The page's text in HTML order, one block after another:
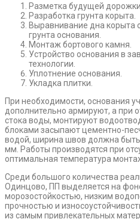
Разметка будущей
Разработка грунта корыта.
Выравнивание дна корыта
грунта основания.
Монтаж бортового камня.
Устройство основания в
технологии.
Уплотнение основания.
Укладка плитки.
При необходимости, основания
дополнительно армируют, а при
стока воды, монтируют
блоками засыпают цементно-
водой, ширина швов должна
мм. Работы производятся при
оптимальная температура
Среди большого количества
Одинцово, ПП выделяется на
морозостойкостью, низким
прочностью и
из самым привлекательных